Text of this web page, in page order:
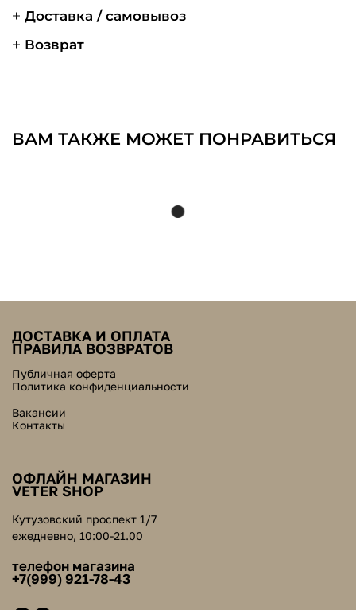
Доставка / самовывоз
Возврат
ВАМ ТАКЖЕ МОЖЕТ ПОНРАВИТЬСЯ
ДОСТАВКА И ОПЛАТА
ПРАВИЛА ВОЗВРАТОВ
Публичная оферта
Политика конфиденциальности
Вакансии
Контакты
ОФЛАЙН МАГАЗИН
VETER SHOP
Кутузовский проспект 1/7
ежедневно, 10:00-21.00
телефон магазина
+7(999) 921-78-43